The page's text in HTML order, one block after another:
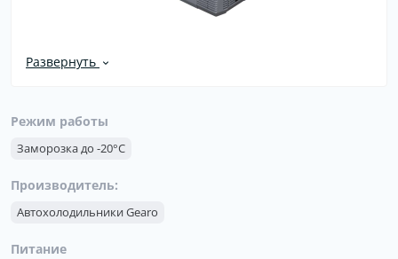
Развернуть
Режим работы
Заморозка до -20°C
Производитель:
Автохолодильники Gearo
Питание